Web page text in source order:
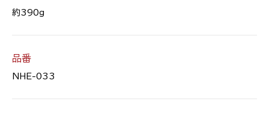
約390g
品番
NHE-033